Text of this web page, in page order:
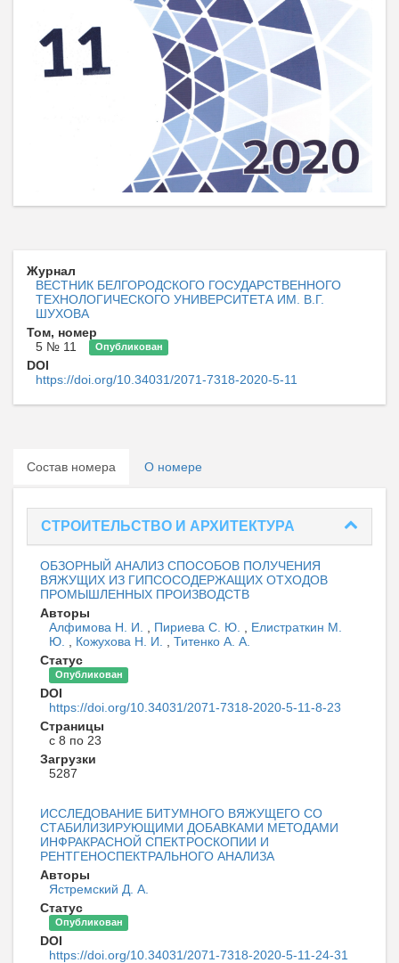
Журнал
ВЕСТНИК БЕЛГОРОДСКОГО ГОСУДАРСТВЕННОГО
ТЕХНОЛОГИЧЕСКОГО УНИВЕРСИТЕТА ИМ. В.Г.
ШУХОВА
Том, номер
5 № 11
Опубликован
DOI
https://doi.org/10.34031/2071-7318-2020-5-11
Состав номера О номере
СТРОИТЕЛЬСТВО И АРХИТЕКТУРА
ОБЗОРНЫЙ АНАЛИЗ СПОСОБОВ ПОЛУЧЕНИЯ
ВЯЖУЩИХ ИЗ ГИПСОСОДЕРЖАЩИХ ОТХОДОВ
ПРОМЫШЛЕННЫХ ПРОИЗВОДСТВ
Авторы
Алфимова Н. И.
Пириева С. Ю.
Елистраткин М.
Ю.
Кожухова Н. И.
Титенко А. А.
Статус
Опубликован
DOI
https://doi.org/10.34031/2071-7318-2020-5-11-8-23
Страницы
с 8 по 23
Загрузки
5287
ИССЛЕДОВАНИЕ БИТУМНОГО ВЯЖУЩЕГО СО
СТАБИЛИЗИРУЮЩИМИ ДОБАВКАМИ МЕТОДАМИ
ИНФРАКРАСНОЙ СПЕКТРОСКОПИИ И
РЕНТГЕНОСПЕКТРАЛЬНОГО АНАЛИЗА
Авторы
Ястремский Д. А.
Статус
Опубликован
DOI
https://doi.org/10.34031/2071-7318-2020-5-11-24-31